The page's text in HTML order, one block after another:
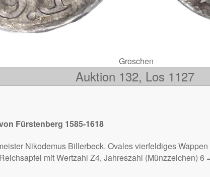
Groschen
Auktion 132, Los 1127
Fürstenberg 1585-1618
Nikodemus Billerbeck. Ovales vierfeldiges
mit Wertzahl Z4, Jahreszahl (Münzzeichen) 6